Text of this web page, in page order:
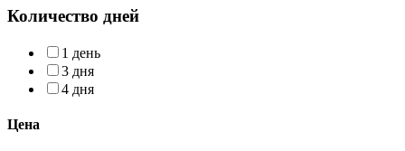
Количество дней
1 день
3 дня
4 дня
Цена